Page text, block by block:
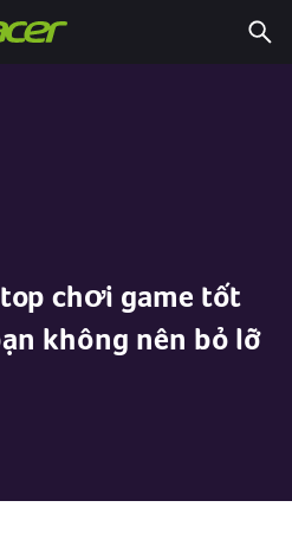
chơi game tốt
không nên bỏ lỡ